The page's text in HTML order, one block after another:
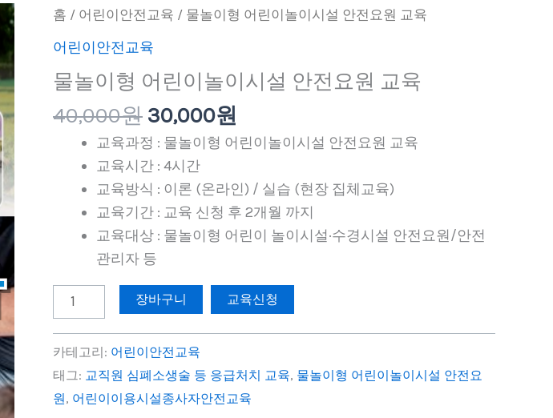
홈 / 어린이안전교육 / 물놀이형 어린이놀이시설 안전요원 교육
어린이안전교육
물놀이형 어린이놀이시설 안전요원 교육
40,000원
원
래
가
격:
40,000
원.
30,000원
현
격:
원.
교육과정 : 물놀이형 어린이놀이시설 안전요원 교육
교육시간 : 4시간
교육방식 : 이론 (온라인) / 실습 (현장 집체교육)
교육기간 : 교육 신청 후 2개월 까지
교육대상 : 물놀이형 어린이 놀이시설·수경시설 안전요원/안전
관리자 등
물
놀
이
형
어
요
원
교
육
수
장바구니 교육신청
카테고리: 어린이안전교육
태그: 교직원 심폐소생술 등 응급처치 교육, 물놀이형 어린이놀이시설 안전요
원, 어린이이용시설종사자안전교육